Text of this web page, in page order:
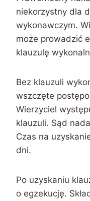
niekorzystny dla
wykonawczym.
może prowadzić
klauzulę
Bez klauzuli
wszczęte
Wierzyciel
klauzuli. Sąd
Czas na
dni.
Po uzyskaniu
o egzekucję.